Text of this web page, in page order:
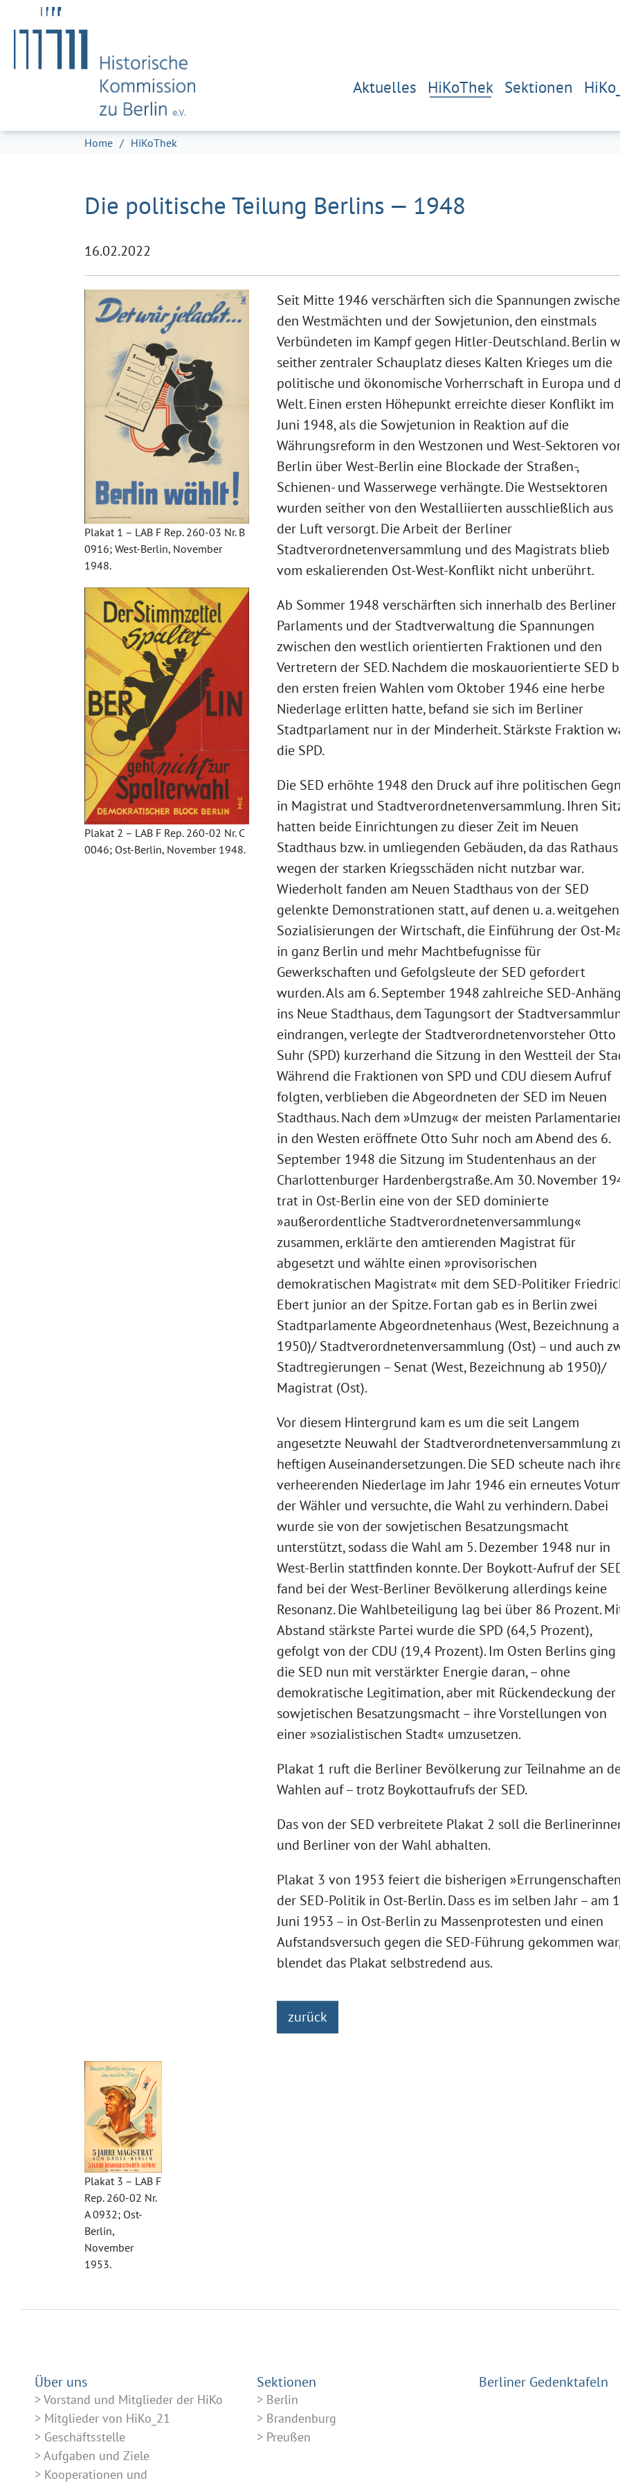
Zum Hauptinhalt springen
Skip to page footer
Aktuelles HiKoThek Sektionen
Sie sind hier:
Home HiKoThek
Die politische Teilung Berlins — 1948
16.02.2022
Plakat 1 – LAB F Rep. 260-03 Nr. B
0916; West-Berlin, November
1948.
Plakat 2 – LAB F Rep. 260-02 Nr. C
0046; Ost-Berlin, November 1948.
Seit Mitte 1946 verschärften sich die Spannungen
den Westmächten und der Sowjetunion, den einstmals
Verbündeten im Kampf gegen Hitler-Deutschland. Berlin
seither zentraler Schauplatz dieses Kalten Krieges um die
politische und ökonomische Vorherrschaft in Europa und
Welt. Einen ersten Höhepunkt erreichte dieser Konflikt im
Juni 1948, als die Sowjetunion in Reaktion auf die
Währungsreform in den Westzonen und West-Sektoren
Berlin über West-Berlin eine Blockade der Straßen-,
Schienen- und Wasserwege verhängte. Die Westsektoren
wurden seither von den Westalliierten ausschließlich aus
der Luft versorgt. Die Arbeit der Berliner
Stadtverordnetenversammlung und des Magistrats blieb
vom eskalierenden Ost-West-Konflikt nicht unberührt.
Ab Sommer 1948 verschärften sich innerhalb des Berliner
Parlaments und der Stadtverwaltung die Spannungen
zwischen den westlich orientierten Fraktionen und den
Vertretern der SED. Nachdem die moskauorientierte SED
den ersten freien Wahlen vom Oktober 1946 eine herbe
Niederlage erlitten hatte, befand sie sich im Berliner
Stadtparlament nur in der Minderheit. Stärkste Fraktion
die SPD.
Die SED erhöhte 1948 den Druck auf ihre politischen
in Magistrat und Stadtverordnetenversammlung. Ihren
hatten beide Einrichtungen zu dieser Zeit im Neuen
Stadthaus bzw. in umliegenden Gebäuden, da das Rathaus
wegen der starken Kriegsschäden nicht nutzbar war.
Wiederholt fanden am Neuen Stadthaus von der SED
gelenkte Demonstrationen statt, auf denen u. a.
Sozialisierungen der Wirtschaft, die Einführung der Ost-
in ganz Berlin und mehr Machtbefugnisse für
Gewerkschaften und Gefolgsleute der SED gefordert
wurden. Als am 6. September 1948 zahlreiche SED-
ins Neue Stadthaus, dem Tagungsort der
eindrangen, verlegte der Stadtverordnetenvorsteher Otto
Suhr (SPD) kurzerhand die Sitzung in den Westteil der
Während die Fraktionen von SPD und CDU diesem Aufruf
folgten, verblieben die Abgeordneten der SED im Neuen
Stadthaus. Nach dem »Umzug« der meisten
in den Westen eröffnete Otto Suhr noch am Abend des 6.
September 1948 die Sitzung im Studentenhaus an der
Charlottenburger Hardenbergstraße. Am 30. November
trat in Ost-Berlin eine von der SED dominierte
»außerordentliche Stadtverordnetenversammlung«
zusammen, erklärte den amtierenden Magistrat für
abgesetzt und wählte einen »provisorischen
demokratischen Magistrat« mit dem SED-Politiker
Ebert junior an der Spitze. Fortan gab es in Berlin zwei
Stadtparlamente Abgeordnetenhaus (West, Bezeichnung
1950)/ Stadtverordnetenversammlung (Ost) – und auch
Stadtregierungen – Senat (West, Bezeichnung ab 1950)/
Magistrat (Ost).
Vor diesem Hintergrund kam es um die seit Langem
angesetzte Neuwahl der Stadtverordnetenversammlung
heftigen Auseinandersetzungen. Die SED scheute nach
verheerenden Niederlage im Jahr 1946 ein erneutes
der Wähler und versuchte, die Wahl zu verhindern. Dabei
wurde sie von der sowjetischen Besatzungsmacht
unterstützt, sodass die Wahl am 5. Dezember 1948 nur in
West-Berlin stattfinden konnte. Der Boykott-Aufruf der
fand bei der West-Berliner Bevölkerung allerdings keine
Resonanz. Die Wahlbeteiligung lag bei über 86 Prozent.
Abstand stärkste Partei wurde die SPD (64,5 Prozent),
gefolgt von der CDU (19,4 Prozent). Im Osten Berlins ging
die SED nun mit verstärkter Energie daran, – ohne
demokratische Legitimation, aber mit Rückendeckung der
sowjetischen Besatzungsmacht – ihre Vorstellungen von
einer »sozialistischen Stadt« umzusetzen.
Plakat 1 ruft die Berliner Bevölkerung zur Teilnahme an
Wahlen auf – trotz Boykottaufrufs der SED.
Das von der SED verbreitete Plakat 2 soll die
und Berliner von der Wahl abhalten.
Plakat 3 von 1953 feiert die bisherigen
der SED-Politik in Ost-Berlin. Dass es im selben Jahr – am
Juni 1953 – in Ost-Berlin zu Massenprotesten und einen
Aufstandsversuch gegen die SED-Führung gekommen
blendet das Plakat selbstredend aus.
zurück
Plakat 3 – LAB F
Rep. 260-02 Nr.
A 0932; Ost-
Berlin,
November
1953.
Über uns
Vorstand und Mitglieder der HiKo
Mitglieder von HiKo_21
Geschäftsstelle
Aufgaben und Ziele
Kooperationen und
Sektionen
Berlin
Brandenburg
Preußen
Berliner Gedenktafeln